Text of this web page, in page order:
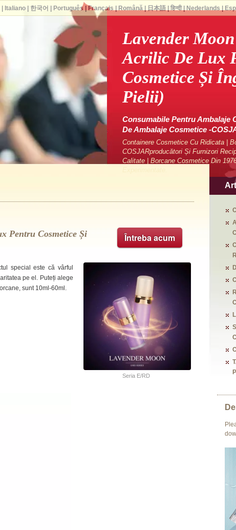
Lavender
Acrilic De Lux
Cosmetice Și
Pielii)
Consumabile Pentru Ambalaje
De Ambalaje Cosmetice -
Containere Cosmetice Cu Ridicata |
COSJARproducători Și Furnizori
Calitate | Borcane Cosmetice Din
Întreba acum
Pentru Cosmetice Și
Seria E/RD
special este că vârful
pe el. Puteți alege
sunt 10ml-60ml.
| Italiano| 한국어 Português Français Română| 日本語| हिन्दी| Nederlands